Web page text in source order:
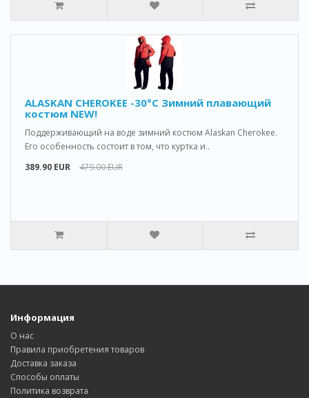
ALASKAN CHEROKEE -30°C Зимний плавающий
костюм NEW!
Поддерживающий на воде зимний костюм Alaskan Cherokee.
Его особенность состоит в том, что куртка и..
389.90 EUR
479.00 EUR
Информация
О нас
Правила приобретения товаров
Доставка заказa
Способы оплаты
Политика возвратa